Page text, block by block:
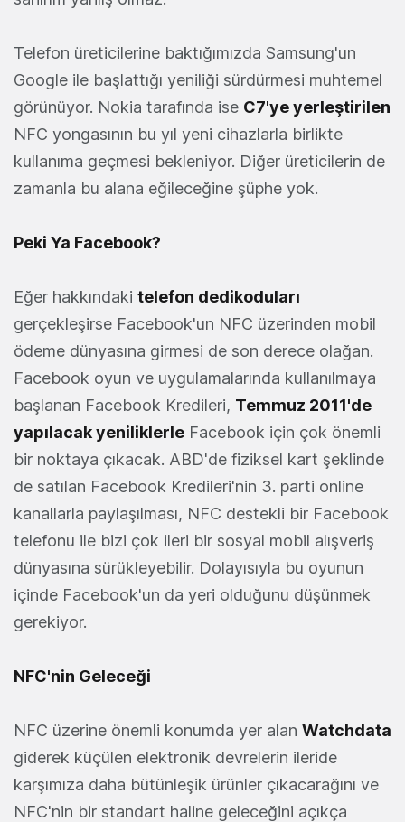
Telefon üreticilerine baktığımızda Samsung'un
Google ile başlattığı yeniliği sürdürmesi muhtemel
görünüyor. Nokia tarafında ise C7'ye yerleştirilen
NFC yongasının bu yıl yeni cihazlarla birlikte
kullanıma geçmesi bekleniyor. Diğer üreticilerin de
zamanla bu alana eğileceğine şüphe yok.
Peki Ya Facebook?
Eğer hakkındaki telefon dedikoduları
gerçekleşirse Facebook'un NFC üzerinden mobil
ödeme dünyasına girmesi de son derece olağan.
Facebook oyun ve uygulamalarında kullanılmaya
başlanan Facebook Kredileri, Temmuz 2011'de
yapılacak yeniliklerle Facebook için çok önemli
bir noktaya çıkacak. ABD'de fiziksel kart şeklinde
de satılan Facebook Kredileri'nin 3. parti online
kanallarla paylaşılması, NFC destekli bir Facebook
telefonu ile bizi çok ileri bir sosyal mobil alışveriş
dünyasına sürükleyebilir. Dolayısıyla bu oyunun
içinde Facebook'un da yeri olduğunu düşünmek
gerekiyor.
NFC'nin Geleceği
NFC üzerine önemli konumda yer alan Watchdata
giderek küçülen elektronik devrelerin ileride
karşımıza daha bütünleşik ürünler çıkacarağını ve
NFC'nin bir standart haline geleceğini açıkça